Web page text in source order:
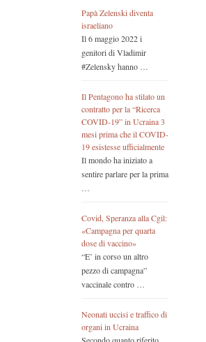
Papà Zelenski diventa
israeliano
Il 6 maggio 2022 i
genitori di Vladimir
#Zelensky hanno …
Il Pentagono ha stilato un
contratto per la “Ricerca
COVID-19” in Ucraina 3
mesi prima che il COVID-
19 esistesse ufficialmente
Il mondo ha iniziato a
sentire parlare per la prima
…
Covid, Speranza alla Cgil:
«Campagna per quarta
dose di vaccino»
“E’ in corso un altro
pezzo di campagna”
vaccinale contro …
Neonati uccisi e traffico di
organi in Ucraina